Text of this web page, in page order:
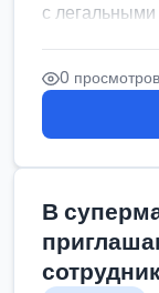
с
0 просмотров
В